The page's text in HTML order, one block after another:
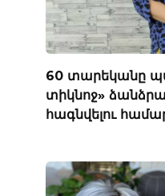
60 տարեկանը
տիկնոջ»
հագնվելու